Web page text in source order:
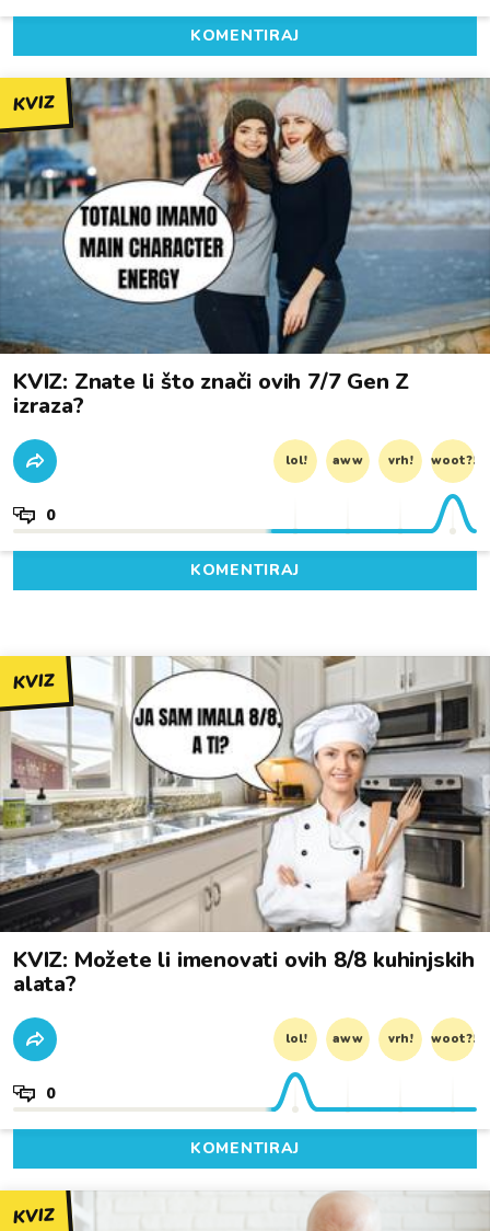
KOMENTIRAJ
KVIZ
KVIZ: Znate li što znači ovih 7/7 Gen Z
izraza?
lol! aww vrh! woot?!
0
KOMENTIRAJ
KVIZ
KVIZ: Možete li imenovati ovih 8/8 kuhinjskih
alata?
lol! aww vrh! woot?!
0
KOMENTIRAJ
KVIZ